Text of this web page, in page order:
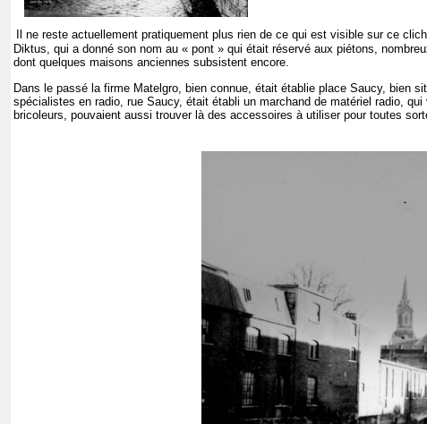
Il ne reste actuellement pratiquement plus rien de ce qui est visible sur ce
Diktus, qui a donné son nom au « pont » qui était réservé aux piétons,
dont quelques maisons anciennes subsistent encore.
Dans le passé la firme Matelgro, bien connue, était établie place Saucy, bien
spécialistes en radio, rue Saucy, était établi un marchand de matériel radio,
bricoleurs, pouvaient aussi trouver là des accessoires à utiliser pour toutes